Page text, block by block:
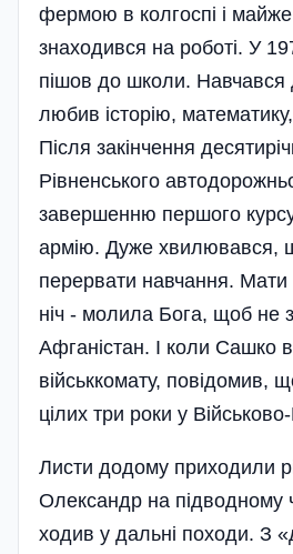
фермою в колгоспі і
знаходився на роботі. У
пішов до школи.
любив історію,
Після закінчення
Рівненського
завершенню першого
армію. Дуже хвилювався,
перервати навчання. Мати
ніч - молила Бога, щоб не
Афганістан. І коли Сашко
військкомату, повідомив,
цілих три роки у
Листи додому приходили
Олександр на підводному
ходив у дальні походи. З